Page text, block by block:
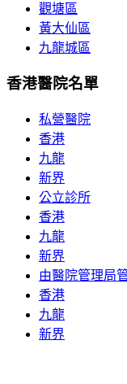
觀塘區
黃大仙區
九龍城區
香港醫院名單
私營醫院
香港
九龍
新界
公立診所
香港
九龍
新界
由醫院管理局
香港
九龍
新界